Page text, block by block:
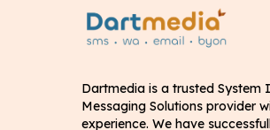
Dartmedia is a trusted System
Messaging Solutions provider
experience. We have